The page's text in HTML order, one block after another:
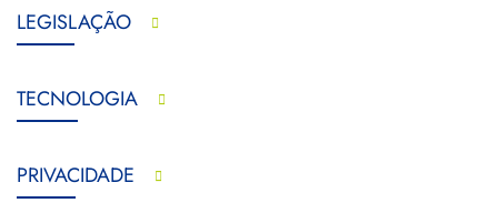
LEGISLAÇÃO
TECNOLOGIA
PRIVACIDADE